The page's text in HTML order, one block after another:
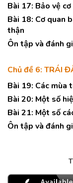
Bài 17: Bảo vệ
Bài 18: Cơ quan
thận
Ôn tập và đánh
Chủ đề 6: TRÁI
Bài 19: Các mùa
Bài 20: Một số
Bài 21: Một số
Ôn tập và đánh